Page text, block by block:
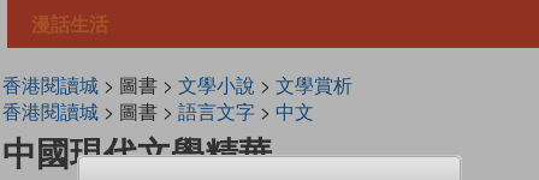
漫話生活
香港閱讀城> 圖書 > 文學小說 > 文學賞析
香港閱讀城> 圖書 > 語言文字> 中文
中國現代文學精華